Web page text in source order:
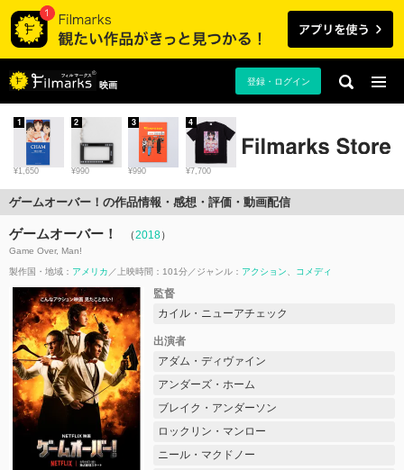
映画 登録・ログイン
¥1,650
1
¥990
2
¥990
3
¥7,700
4
ゲームオーバー！の作品情報・感想・評価・動画配信
ゲームオーバー！ （2018）
Game Over, Man!
製作国・地域： アメリカ 上映時間：101分 ジャンル： アクション コメディ
監督
カイル・ニューアチェック
出演者
アダム・ディヴァイン
アンダーズ・ホーム
ブレイク・アンダーソン
ロックリン・マンロー
ニール・マクドノー